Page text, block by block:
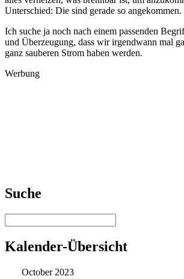
Unterschied: Die sind gerade so
Ich suche ja noch nach einem passenden
und Überzeugung, dass wir irgendwann mal
ganz sauberen Strom haben werden.
Werbung
Suche
Kalender-Übersicht
October 2023